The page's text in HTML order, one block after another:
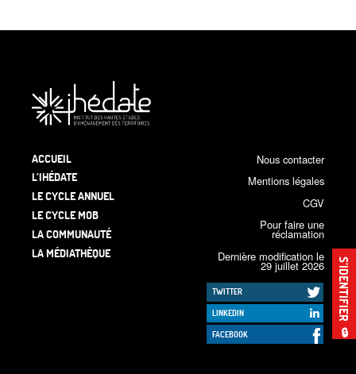
S’IDENTIFIER
🔒
ACCUEIL
L’IHÉDATE
LE CYCLE ANNUEL
LE CYCLE MOB
LA COMMUNAUTÉ
LA MÉDIATHÈQUE
Nous contacter
Mentions légales
CGV
Pour faire une
réclamation
Dernière modification le
29 juillet 2026
TWITTER
LINKEDIN
FACEBOOK